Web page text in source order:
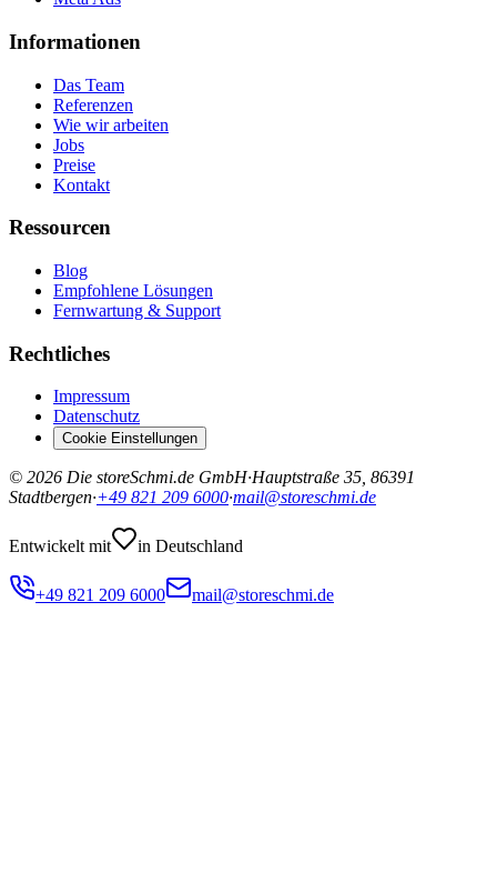
Informationen
Das Team
Referenzen
Wie wir arbeiten
Jobs
Preise
Kontakt
Ressourcen
Blog
Empfohlene Lösungen
Fernwartung & Support
Rechtliches
Impressum
Datenschutz
Cookie Einstellungen
© 2026 Die storeSchmi.de GmbH·Hauptstraße 35, 86391
Stadtbergen·+49 821 209 6000·mail@storeschmi.de
Entwickelt mit in Deutschland
+49 821 209 6000 mail@storeschmi.de